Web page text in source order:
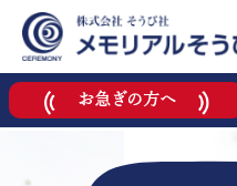
お急ぎの方へ